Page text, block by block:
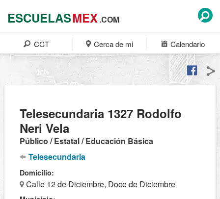
ESCUELASMEX.COM
CCT Cerca de mi Calendario
Telesecundaria 1327 Rodolfo
Neri Vela
Público / Estatal / Educación Básica
Telesecundaria
Domicilio:
Calle 12 de Diciembre, Doce de Diciembre